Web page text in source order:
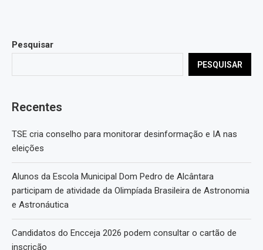
Pesquisar
PESQUISAR
Recentes
TSE cria conselho para monitorar desinformação e IA nas
eleições
Alunos da Escola Municipal Dom Pedro de Alcântara
participam de atividade da Olimpíada Brasileira de Astronomia
e Astronáutica
Candidatos do Encceja 2026 podem consultar o cartão de
inscrição